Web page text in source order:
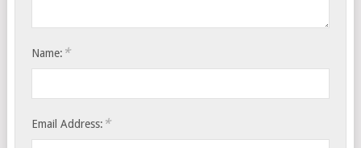
Name: *
Email Address: *